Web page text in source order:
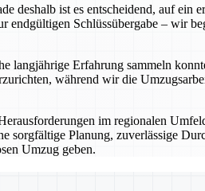
ist es entscheidend, auf ein
endgültigen Schlüssübergabe – wir
langjährige Erfahrung sammeln
während wir die
im regionalen
Planung, zuverlässige
Umzug geben.